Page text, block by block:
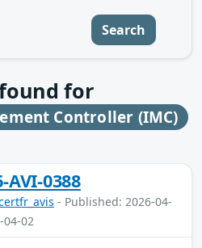
Search
for
Controller (IMC)
AVI-0388
- Published: 2026-04-
04-02